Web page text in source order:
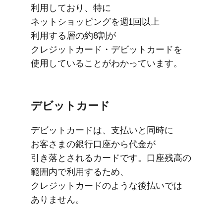
利用しており、​特に​
ネットショッピングを​週1回以上​
利用する​層の​約8割が​
クレジットカード・デビットカードを​
使用している​ことが​わかっています。
デビットカード
デビットカードは、​支払いと​同時に​
お客さまの​銀行口座から​代金が​
引き落とされる​カードです。​口座残高の​
範囲内で​利用する​ため、​
クレジットカードのような​後​払いでは​
ありません。